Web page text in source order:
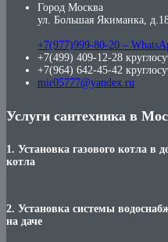
Город Москва
ул. Большая Якиманка,
+7(977)999-80-20 –
+7(499) 409-12-28
+7(964) 642-45-42
mir05777@yandex.ru
Услуги сантехника в
1. Установка газового котла в
котла
2. Установка системы
на даче